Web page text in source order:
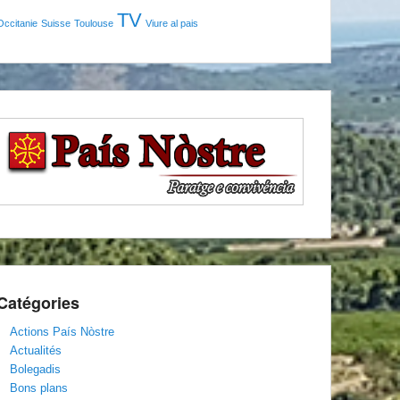
Suisse Toulouse TV Viure al pais
Actions País Nòstre
Actualités
Bolegadis
Bons plans